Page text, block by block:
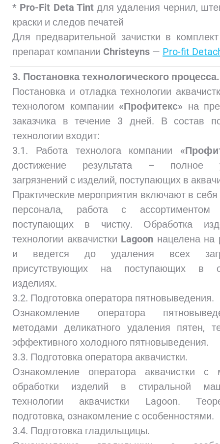
* Pro-Fit Deta Tintдля удаления чернил,
краски и следов печатей
Для предварительной зачистки в
препарат компании Christeyns — Pro-fit
3. Постановка технологического процесса.
Постановка и отладка технологии
технологом компании «Профитекс» на
заказчика в течение 3 дней. В состав
технологии входит:
3.1. Работа технолога компании
достижение результата – полное
загрязнений с изделий, поступающих в
Практические мероприятия включают в
персонала, работа с ассортиментом
поступающих в чистку. Обработка
технологии аквачистки Lagoon нацелена на
и ведется до удаления всех
присутствующих на поступающих в
изделиях.
3.2. Подготовка оператора пятновыведения.
Ознакомление оператора
методами деликатного удаления пятен,
эффективного холодного пятновыведения.
3.3. Подготовка оператора аквачистки.
Ознакомление оператора аквачистки с
обработки изделий в стиральной
технологии аквачистки Lagoon.
подготовка, ознакомление с особенностями.
3.4. Подготовка гладильщицы.